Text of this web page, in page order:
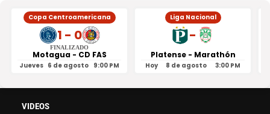
Copa Centroamericana
1 - 0
FINALIZADO
Motagua - CD FAS
Jueves 6 de agosto 9:00 PM
Liga Nacional
-
Platense - Marathón
Hoy 8 de agosto 3:00 PM
VIDEOS